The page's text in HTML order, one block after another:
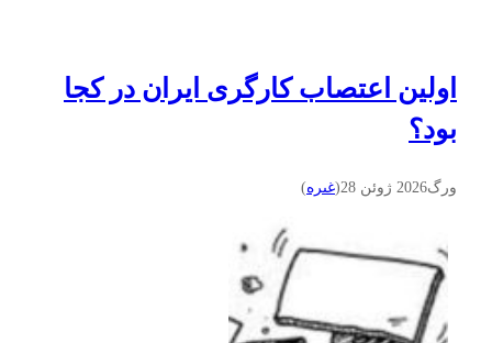
اولین اعتصاب کارگری ایران در کجا
بود؟
ورگ2026 ژوئن 28 (غىره)